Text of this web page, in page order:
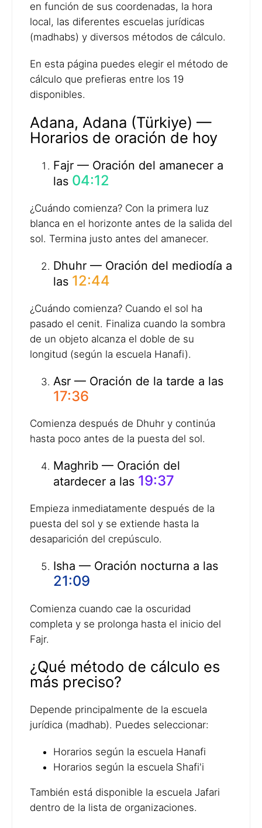
en función de sus coordenadas, la hora
local, las diferentes escuelas jurídicas
(madhabs) y diversos métodos de cálculo.
En esta página puedes elegir el método de
cálculo que prefieras entre los 19
disponibles.
Adana, Adana (Türkiye) —
Horarios de oración de hoy
Fajr — Oración del amanecer a
las 04:12
¿Cuándo comienza? Con la primera luz
blanca en el horizonte antes de la salida del
sol. Termina justo antes del amanecer.
Dhuhr — Oración del mediodía a
las 12:44
¿Cuándo comienza? Cuando el sol ha
pasado el cenit. Finaliza cuando la sombra
de un objeto alcanza el doble de su
longitud (según la escuela Hanafi).
Asr — Oración de la tarde a las
17:36
Comienza después de Dhuhr y continúa
hasta poco antes de la puesta del sol.
Maghrib — Oración del
atardecer a las 19:37
Empieza inmediatamente después de la
puesta del sol y se extiende hasta la
desaparición del crepúsculo.
Isha — Oración nocturna a las
21:09
Comienza cuando cae la oscuridad
completa y se prolonga hasta el inicio del
Fajr.
¿Qué método de cálculo es
más preciso?
Depende principalmente de la escuela
jurídica (madhab). Puedes seleccionar:
Horarios según la escuela Hanafi
Horarios según la escuela Shafi'i
También está disponible la escuela Jafari
dentro de la lista de organizaciones.